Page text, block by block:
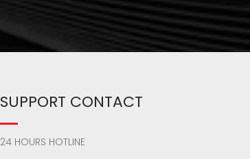
SUPPORT CONTACT
24 HOURS HOTLINE